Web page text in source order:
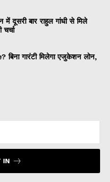
में दूसरी बार राहुल गांधी से मिले
गारंटी मिलेगा एजुकेशन लोन,
IN